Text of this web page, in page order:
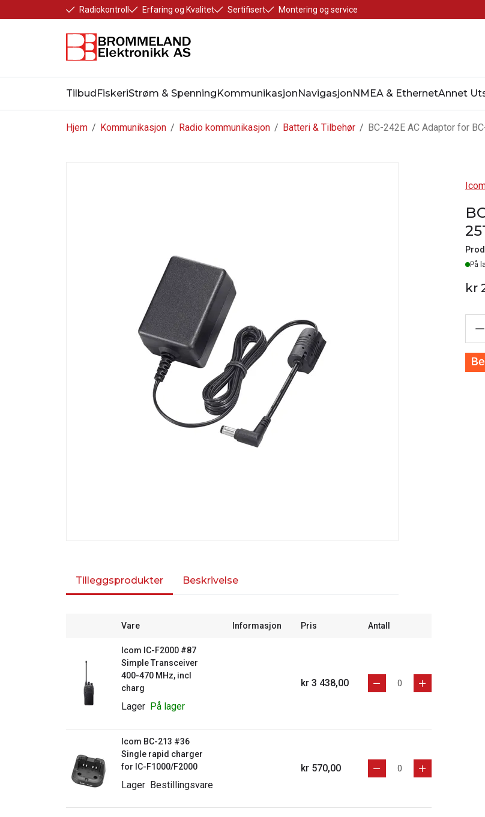
Radiokontroll Erfaring og Kvalitet Sertifisert Montering og service
TilbudFiskeriStrøm & SpenningKommunikasjonNavigasjonNMEA & EthernetAnnet
/
Hjem /
Kommunikasjon /
Radio kommunikasjon /
Batteri & Tilbehør BC-242E AC Adaptor for
På
kr
Tilleggsprodukter Beskrivelse
Vare Informasjon Pris Antall
Icom IC-F2000 #87
Simple Transceiver
400-470 MHz, incl
charg
Lager På lager
kr 3 438,00
Icom BC-213 #36
Single rapid charger
for IC-F1000/F2000
Lager Bestillingsvare
kr 570,00